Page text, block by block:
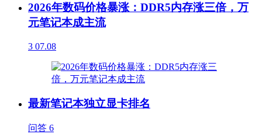
2026年数码价格暴涨：DDR5内存涨三倍，万
元笔记本成主流
3 07.08
最新笔记本独立显卡排名
问答 6